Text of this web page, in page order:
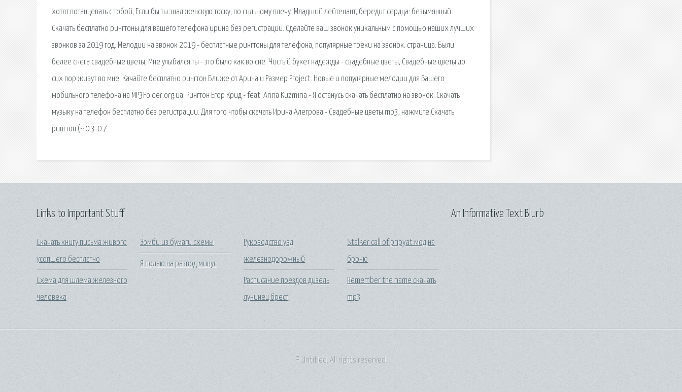
хотят потанцевать с тобой, Если бы ты знал женскую тоску, по сильному плечу. Младший лейтенант, бередит сердца: безымянный.
Скачать бесплатно рингтоны для вашего телефона ирина без регистрации. Сделайте ваш звонок уникальным с помощью наших лучших
звонков за 2019 год. Мелодии на звонок 2019 - бесплатные рингтоны для телефона, популярные треки на звонок. cтраница. Были
белее снега свадебные цветы, Мне улыбался ты - это было как во сне. Чистый букет надежды - свадебные цветы, Свадебные цветы до
сих пор живут во мне. Качайте бесплатно рингтон Ближе от Арина и Размер Project. Новые и популярные мелодии для Вашего
мобильного телефона на MP3Folder.org.ua. Рингтон Егор Крид - feat. Arina Kuzmina - Я останусь скачать бесплатно на звонок. Скачать
музыку на телефон бесплатно без регистрации. Для того чтобы скачать Ирина Алегрова - Свадебные цветы.mp3, нажмите:Скачать
рингтон (~ 0.3-0.7.
Links to Important Stuff
Скачать книгу письма живого
усопшего бесплатно
Схема для шлема железного
человека
Зомби из бумаги схемы
Я подаю на развод минус
Руководство увд
железнодорожный
Расписание поездов дизель
лунинец брест
Stalker call of pripyat мод на
броню
Remember the name скачать
mp3
An Informative Text Blurb
© Untitled. All rights reserved.